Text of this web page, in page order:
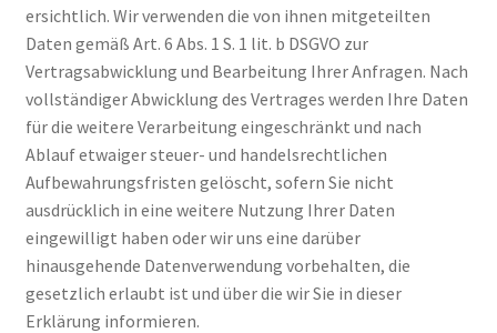
My account
Politica dei cookie
Politica e modulo di cancellazione
Politica sulla privacy
Richtlinie für Rückerstattungen und Rückgaben
Shop
ersichtlich. Wir verwenden die von ihnen mitgeteilten
Daten gemäß Art. 6 Abs. 1 S. 1 lit. b DSGVO zur
Vertragsabwicklung und Bearbeitung Ihrer Anfragen. Nach
vollständiger Abwicklung des Vertrages werden Ihre Daten
für die weitere Verarbeitung eingeschränkt und nach
Ablauf etwaiger steuer- und handelsrechtlichen
Aufbewahrungsfristen gelöscht, sofern Sie nicht
ausdrücklich in eine weitere Nutzung Ihrer Daten
eingewilligt haben oder wir uns eine darüber
hinausgehende Datenverwendung vorbehalten, die
gesetzlich erlaubt ist und über die wir Sie in dieser
Erklärung informieren.